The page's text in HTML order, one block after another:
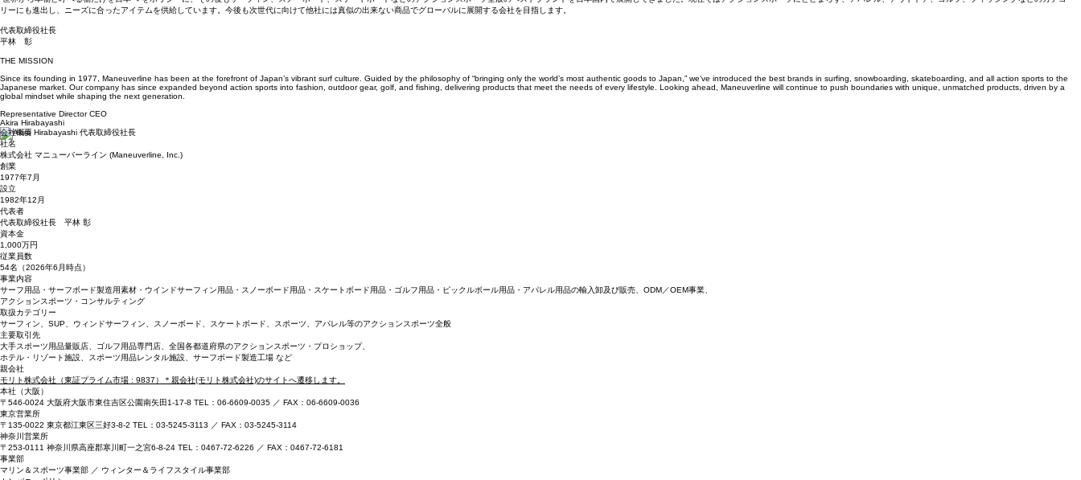
カンパニーポリシー
1977年の創業より、日本のサーフシーンを支えてきたマニューバーライン。
“世界から本物と呼べる物だけを日本へ”をポリシーに、その後もサーフィン、スノーボード、スケートボードなどのアクションスポーツ全般のベストブランドを日本国内で展開してきました。現在ではアクションスポーツにとどまらず、アパレル、アウトドア、ゴルフ、フィッシングなどのカテゴ
リーにも進出し、ニーズに合ったアイテムを供給しています。今後も次世代に向けて他社には真似の出来ない商品でグローバルに展開する会社を目指します。
平林 彰
THE MISSION
Since its founding in 1977, Maneuverline has been at the forefront of Japan’s vibrant surf culture. Guided by the philosophy of “bringing only the world’s most authentic goods to Japan,” we’ve introduced the best brands in surfing, snowboarding, skateboarding, and all action sports to the
Japanese market. Our company has since expanded beyond action sports into fashion, outdoor gear, golf, and fishing, delivering products that meet the needs of every lifestyle. Looking ahead, Maneuverline will continue to push boundaries with unique, unmatched products, driven by a
global mindset while shaping the next generation.
Representative Director CEO
Akira Hirabayashi
会社概要
社名
株式会社 マニューバーライン (Maneuverline, Inc.)
創業
1977年7月
設立
1982年12月
代表者
代表取締役社長 平林 彰
資本金
1,000万円
従業員数
54名（2026年6月時点）
事業内容
サーフ用品・サーフボード製造用素材・ウインドサーフィン用品・スノーボード用品・スケートボード用品・ゴルフ用品・ピックルボール用品・アパレル用品の輸入卸及び販売、ODM／OEM事業、
アクションスポーツ・コンサルティング
取扱カテゴリー
サーフィン、SUP、ウィンドサーフィン、スノーボード、スケートボード、スポーツ、アパレル等のアクションスポーツ全般
主要取引先
大手スポーツ用品量販店、ゴルフ用品専門店、全国各都道府県のアクションスポーツ・プロショップ、
ホテル・リゾート施設、スポーツ用品レンタル施設、サーフボード製造工場 など
親会社
モリト株式会社（東証プライム市場 : 9837）＊親会社(モリト株式会社)のサイトへ遷移します。
本社（大阪）
〒546-0024 大阪府大阪市東住吉区公園南矢田1-17-8 TEL：06-6609-0035 ／ FAX：06-6609-0036
東京営業所
〒135-0022 東京都江東区三好3-8-2 TEL：03-5245-3113 ／ FAX：03-5245-3114
神奈川営業所